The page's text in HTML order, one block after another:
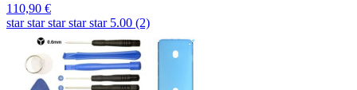
110,90 €
star star star star star 5.00 (2)